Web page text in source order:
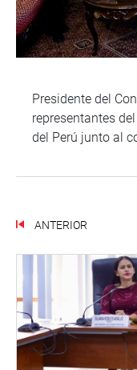
Presidente del
representantes
del Perú junto al
ANTERIOR